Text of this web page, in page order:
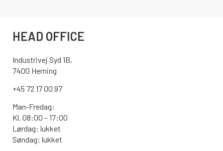
HEAD OFFICE
Industrivej Syd 1B,
7400 Herning
+45 72 17 00 97
Man-Fredag:
Kl. 08:00 – 17:00
Lørdag: lukket
Søndag: lukket